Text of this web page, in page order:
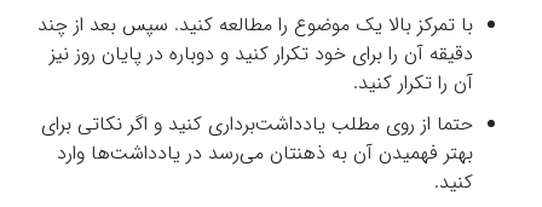
با تمرکز بالا یک موضوع را مطالعه کنید. سپس بعد از چند
دقیقه آن را برای خود تکرار کنید و دوباره در پایان روز نیز
آن را تکرار کنید.
حتما از روی مطلب یادداشت‌برداری کنید و اگر نکاتی برای
بهتر فهمیدن آن به ذهنتان می‌رسد در یادداشت‌ها وارد
کنید.